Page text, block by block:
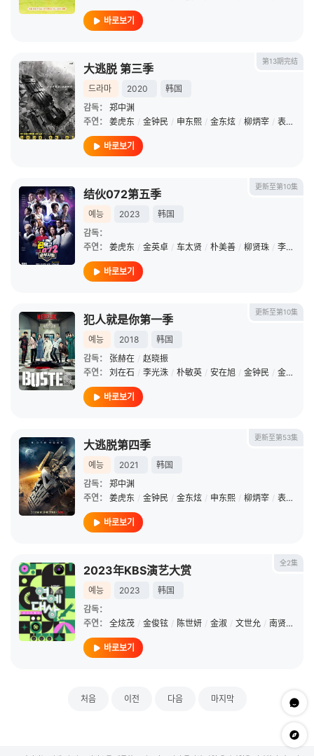
바로보기
第13期完结
大逃脱 第三季
드라마 2020
韩国
감독：
郑中渊
주연：
姜虎东 / 金钟民 / 申东熙 / 金东炫 / 柳炳宰 / 表志勋
바로보기
更新至第10集
结伙072第五季
예능 2023
韩国
감독：
주연：
姜虎东 / 金英卓 / 车太贤 / 朴美善 / 柳贤珠 / 李京奎
바로보기
更新至第10集
犯人就是你第一季
예능 2018
韩国
감독：
张赫在 / 赵晓振
주연：
刘在石 / 李光洙 / 朴敏英 / 安在旭 / 金钟民 / 金世正
바로보기
更新至第53集
大逃脱第四季
예능 2021
韩国
감독：
郑中渊
주연：
姜虎东 / 金钟民 / 金东炫 / 申东熙 / 柳炳宰 / 表志勋
바로보기
全2集
2023年KBS演艺大赏
예능 2023
韩国
감독：
주연：
全炫茂 / 金俊铉 / 陈世妍 / 金淑 / 文世允 / 南贤俊
바로보기
처음 이전 다음 마지막 문의하
app